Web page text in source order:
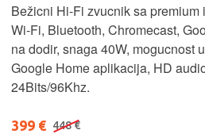
Bežicni Hi-Fi zvucnik sa
Wi-Fi, Bluetooth, Chromecast,
na dodir, snaga 40W, mogucnost
Google Home aplikacija, HD
24Bits/96Khz.
399 € 448 €